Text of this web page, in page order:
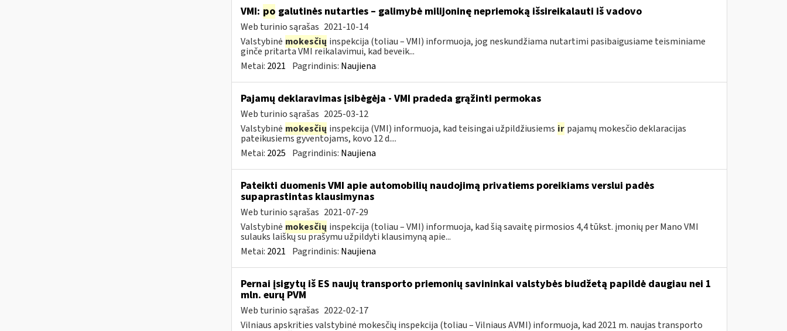
VMI: po galutinės nutarties – galimybė milijoninę nepriemoką išsireikalauti iš vadovo
Web turinio sąrašas 2021-10-14
Valstybinė mokesčių inspekcija (toliau – VMI) informuoja, jog neskundžiama nutartimi pasibaigusiame teisminiame
ginče pritarta VMI reikalavimui, kad beveik...
Metai: 2021 Pagrindinis: Naujiena
Pajamų deklaravimas įsibėgėja - VMI pradeda grąžinti permokas
Web turinio sąrašas 2025-03-12
Valstybinė mokesčių inspekcija (VMI) informuoja, kad teisingai užpildžiusiems ir pajamų mokesčio deklaracijas
pateikusiems gyventojams, kovo 12 d....
Metai: 2025 Pagrindinis: Naujiena
Pateikti duomenis VMI apie automobilių naudojimą privatiems poreikiams verslui padės
supaprastintas klausimynas
Web turinio sąrašas 2021-07-29
Valstybinė mokesčių inspekcija (toliau – VMI) informuoja, kad šią savaitę pirmosios 4,4 tūkst. įmonių per Mano VMI
sulauks laiškų su prašymu užpildyti klausimyną apie...
Metai: 2021 Pagrindinis: Naujiena
Pernai įsigytų iš ES naujų transporto priemonių savininkai valstybės biudžetą papildė daugiau nei 1
mln. eurų PVM
Web turinio sąrašas 2022-02-17
Vilniaus apskrities valstybinė mokesčių inspekcija (toliau – Vilniaus AVMI) informuoja, kad 2021 m. naujas transporto